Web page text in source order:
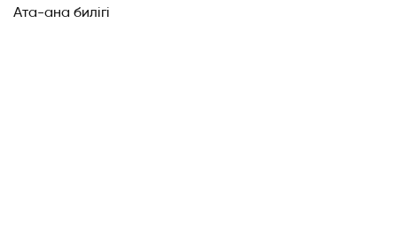
Ата-ана билігі